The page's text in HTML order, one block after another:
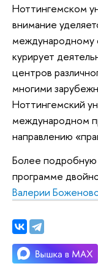
Ноттингемском
внимание
международному
курирует
центров
многими
Ноттингемский
международном
направлению
Более
программе
Валерии